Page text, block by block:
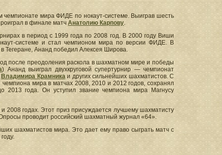
чемпионате мира ФИДЕ по нокаут-системе. Выиграв шесть
в финале матч Анатолию Карпову.
в период с 1999 года по 2008 год. В 2000 году Виши
системе и стал чемпионом мира по версии ФИДЕ. В
Тегеране, Ананд победил Алексея Широва.
после преодоления раскола в шахматном мире и победы
) Ананд выиграл двухкруговой супертурнир — чемпионат
Владимира Крамникаи других сильнейших шахматистов. С
мира в матчах 2008, 2010 и 2012 годов, сохранял
2013 года. Он уступил звание чемпиона мира Магнусу
годах. Этот приз присуждается лучшему шахматисту
проводит российский шахматный журнал «64».
шахматистов мира. Это дает ему право сыграть матч с